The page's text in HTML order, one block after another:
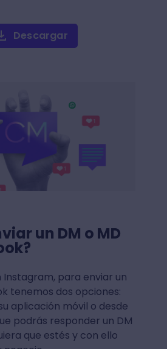
Descargar
un DM o MD
Instagram, para enviar un
tenemos dos opciones:
aplicación móvil o desde
podrás responder un DM
que estés y con ello